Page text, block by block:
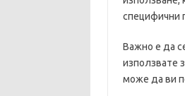
специфични
Важно е да
използвате
може да ви